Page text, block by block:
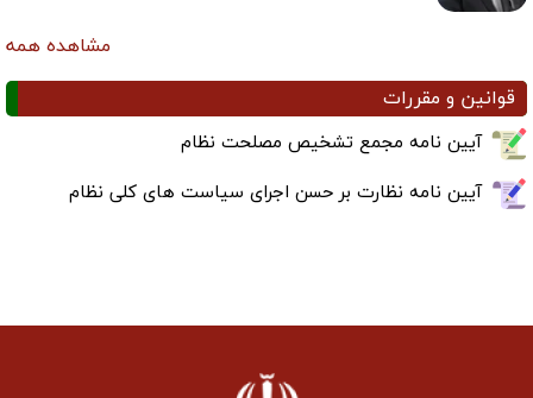
مشاهده همه
قوانین و مقررات
آیین نامه مجمع تشخیص مصلحت نظام
آیین نامه نظارت بر حسن اجرای سیاست های کلی نظام